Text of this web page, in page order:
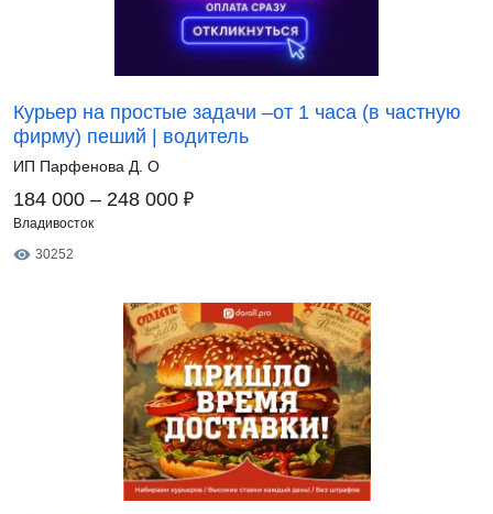
Курьер на простые задачи –от 1 часа (в частную
фирму) пеший | водитель
ИП Парфенова Д. О
184 000 – 248 000 ₽
Владивосток
30252